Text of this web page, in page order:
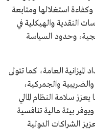
استغلالها ومتابعة
النقدية والهيكلية في
وحدود السياسة
الميزانية العامة، كما تتولى
والضريبية والجمركية،
سلامة النظام المالي
بيئة مالية تنافسية
الشراكات الدولية